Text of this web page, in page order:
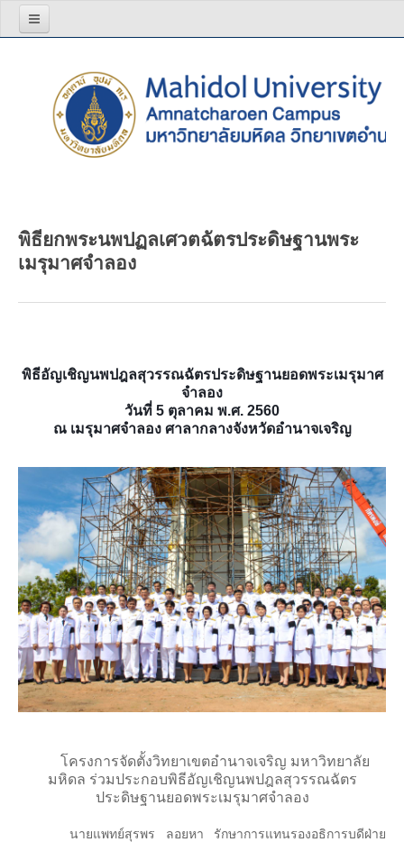
เกี่ยวกับเรา
โครงสร้างองค์กร
สีประจำมหาวิทยาลัย
บุคลากร
รายงานประจำปี
รายงานประจำปี 2557
รายงานประจำปี 2559
หลักสูตร
หลักสูตรปริญญาตรี
หลักสูตรสาธารณสุขศาสตรบัณฑิต
หลักสูตรวิทยาศาสตรบัณฑิต(เกษตรศาสตร์)
หลักสูตรศิลปศาสตรบัณฑิต
บริการการศึกษา
Elearning
ประกาศ/ระเบียบข้อบังคับ
Download แบบฟอร์ม
พิธียกพระนพปฏลเศวตฉัตรประดิษฐานพระ
เมรุมาศจำลอง
พิธีอัญเชิญนพปฎลสุวรรณฉัตรประดิษฐานยอดพระเมรุมาศ
จำลอง
วันที่ 5 ตุลาคม พ.ศ. 2560
ณ เมรุมาศจำลอง ศาลากลางจังหวัดอำนาจเจริญ
โครงการจัดตั้งวิทยาเขตอำนาจเจริญ มหาวิทยาลัย
มหิดล ร่วมประกอบพิธีอัญเชิญนพปฎลสุวรรณฉัตร
ประดิษฐานยอดพระเมรุมาศจำลอง
นายแพทย์สุรพร ลอยหา รักษาการแทนรองอธิการบดีฝ่าย